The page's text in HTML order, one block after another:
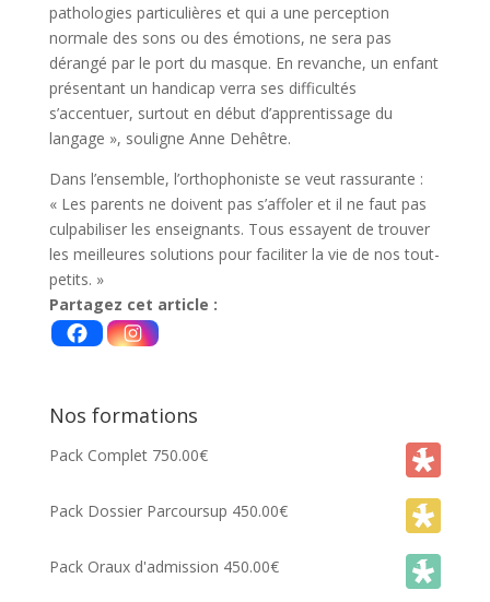
pathologies particulières et qui a une perception
normale des sons ou des émotions, ne sera pas
dérangé par le port du masque. En revanche, un enfant
présentant un handicap verra ses difficultés
s’accentuer, surtout en début d’apprentissage du
langage », souligne Anne Dehêtre.
Dans l’ensemble, l’orthophoniste se veut rassurante :
« Les parents ne doivent pas s’affoler et il ne faut pas
culpabiliser les enseignants. Tous essayent de trouver
les meilleures solutions pour faciliter la vie de nos tout-
petits. »
Partagez cet article :
Nos formations
Pack Complet 750.00€
Pack Dossier Parcoursup 450.00€
Pack Oraux d'admission 450.00€